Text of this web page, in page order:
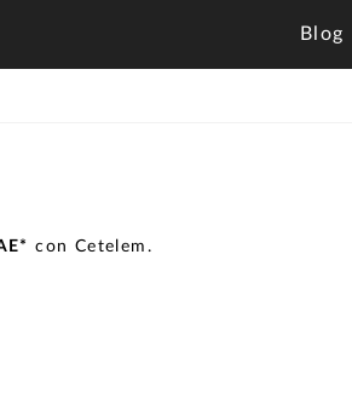
Blog
con Cetelem.